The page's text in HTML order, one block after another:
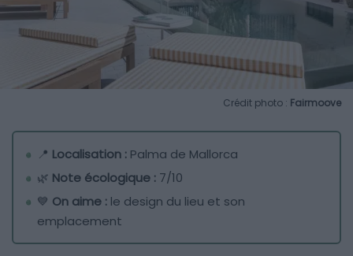
Crédit photo : Fairmoove
📍 Localisation : Palma de Mallorca
🌿 Note écologique : 7/10
💙 On aime : le design du lieu et son
emplacement